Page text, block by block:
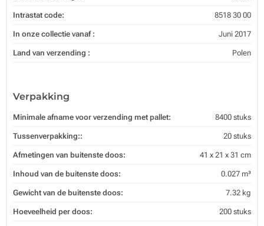
Intrastat code: 8518 30 00
In onze collectie vanaf : Juni 2017
Land van verzending : Polen
Verpakking
Minimale afname voor verzending met pallet: 8400 stuks
Tussenverpakking:: 20 stuks
Afmetingen van buitenste doos: 41 x 21 x 31 cm
Inhoud van de buitenste doos: 0.027 m³
Gewicht van de buitenste doos: 7.32 kg
Hoeveelheid per doos: 200 stuks